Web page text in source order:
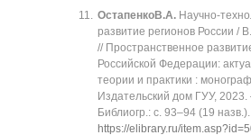
ОстапенкоВ.А. Научно-
развитие регионов России /
// Пространственное
Российской Федерации:
теории и практики :
Издательский дом ГУУ, 2023.
Библиогр.: с. 93‒94 (19
https://elibrary.ru/